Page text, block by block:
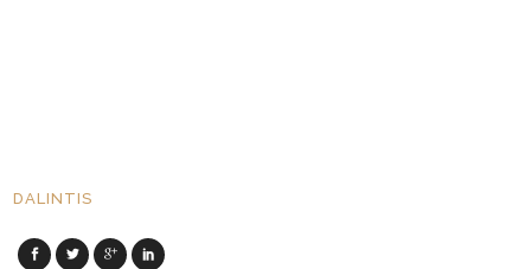
DALINTIS